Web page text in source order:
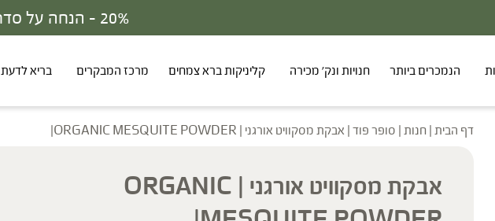
30% - הנחה על סדרת הפטריות ברכישת 3 מוצרים
הנמכרים ביותר חנויות ונק' מכירה קליניקות ברא צמחים מרכז המבקרים בריא לדעת
דף הבית | חנות | סופר פוד | אבקת מסקוויט אורגני | ORGANIC MESQUITE POWDER|
אבקת מסקוויט אורגני | ORGANIC